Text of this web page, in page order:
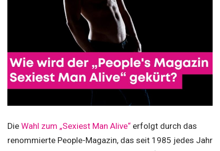
Die Wahl zum „Sexiest Man Alive“ erfolgt durch das
renommierte People-Magazin, das seit 1985 jedes Jahr